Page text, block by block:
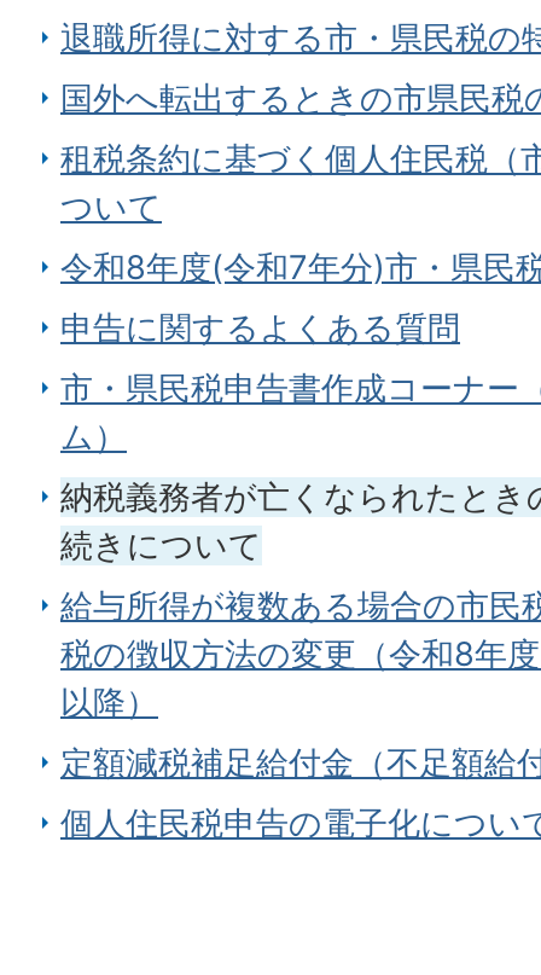
退職所得に対する市・県民税の
国外へ転出するときの市県民
租税条約に基づく個人住民税（
ついて
令和8年度(令和7年分)市・県民
申告に関するよくある質問
市・県民税申告書作成コーナー
ム）
納税義務者が亡くなられたとき
続きについて
給与所得が複数ある場合の市民
税の徴収方法の変更（令和8年
以降）
定額減税補足給付金（不足額給
個人住民税申告の電子化につい